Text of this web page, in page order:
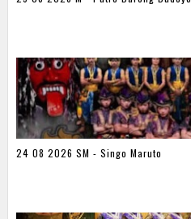
24 08 2026 SM - Singo Maruto